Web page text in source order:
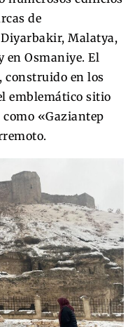
de
Malatya,
en Osmaniye. El
construido en los
emblemático sitio
«Gaziantep